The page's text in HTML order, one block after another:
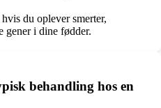
du oplever smerter,
gener i dine fødder.
behandling hos en